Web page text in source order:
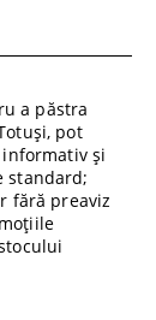
a păstra
pot
și
standard;
fără preaviz